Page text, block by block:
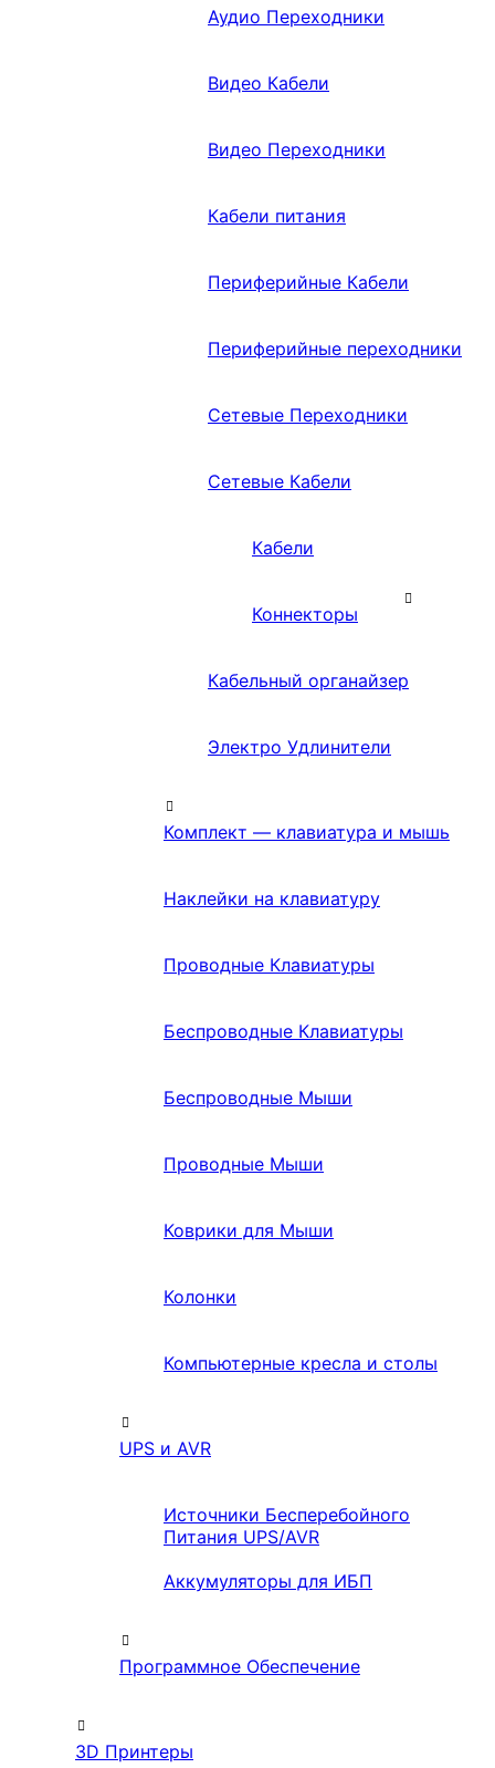
Аудио Переходники
Видео Кабели
Видео Переходники
Кабели питания
Периферийные Кабели
Периферийные переходники
Сетевые Переходники
Сетевые Кабели
Кабели
Коннекторы
Кабельный органайзер
Электро Удлинители
Комплект — клавиатура и мышь
Наклейки на клавиатуру
Проводные Клавиатуры
Беспроводные Клавиатуры
Беспроводные Мыши
Проводные Мыши
Коврики для Мыши
Колонки
Компьютерные кресла и столы
UPS и AVR
Источники Бесперебойного
Питания UPS/AVR
Аккумуляторы для ИБП
Программное Обеспечение
3D Принтеры